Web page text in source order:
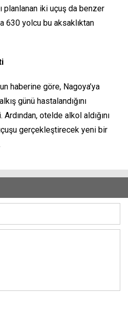
planlanan iki uçuş da benzer
630 yolcu bu aksaklıktan
haberine göre, Nagoya’ya
günü hastalandığını
otelde alkol aldığını
gerçekleştirecek yeni bir